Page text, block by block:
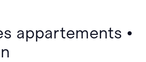
appartements •